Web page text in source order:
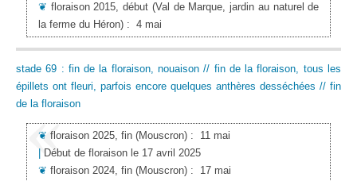
❦ floraison 2015, début (Val de Marque, jardin au naturel de
la ferme du Héron): 4 mai
stade 69 : fin de la floraison, nouaison // fin de la floraison, tous les
épillets ont fleuri, parfois encore quelques anthères desséchées // fin
de la floraison
❦ floraison 2025, fin (Mouscron): 11 mai
Début de floraison le 17 avril 2025
❦ floraison 2024, fin (Mouscron): 17 mai